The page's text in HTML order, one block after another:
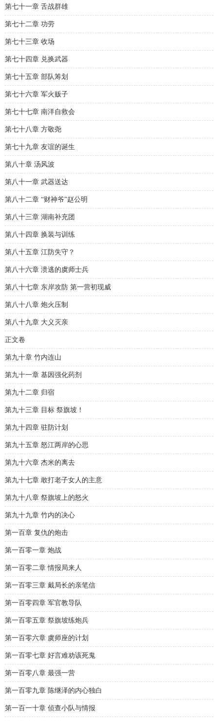
第七十一章 舌战群雄
第七十二章 功劳
第七十三章 收场
第七十四章 兑换武器
第七十五章 部队筹划
第七十六章 军火贩子
第七十七章 南洋自救会
第七十八章 方敬尧
第七十九章 友谊的诞生
第八十章 汤风波
第八十一章 武器送达
第八十二章 “财神爷”赵公明
第八十三章 湖南补充团
第八十四章 换装与训练
第八十五章 江防失守？
第八十六章 溃逃的虞师士兵
第八十七章 东岸攻防 第一营初现威
第八十八章 炮火压制
第八十九章 大义灭亲
正文卷
第九十章 竹内连山
第九十一章 基因强化药剂
第九十二章 归宿
第九十三章 目标 祭旗坡！
第九十四章 驻防计划
第九十五章 怒江两岸的心思
第九十六章 杰米的离去
第九十七章 敢打老子女人的主意
第九十八章 祭旗坡上的怒火
第九十九章 竹内的决心
第一百章 复仇的炮击
第一百零一章 炮战
第一百零二章 情报局来人
第一百零三章 戴局长的亲笔信
第一百零四章 军官教导队
第一百零五章 祭旗坡练炮兵
第一百零六章 虞师座的计划
第一百零七章 好言难劝该死鬼
第一百零八章 最强一营
第一百零九章 陈继泽的内心独白
第一百一十章 侦查小队与情报